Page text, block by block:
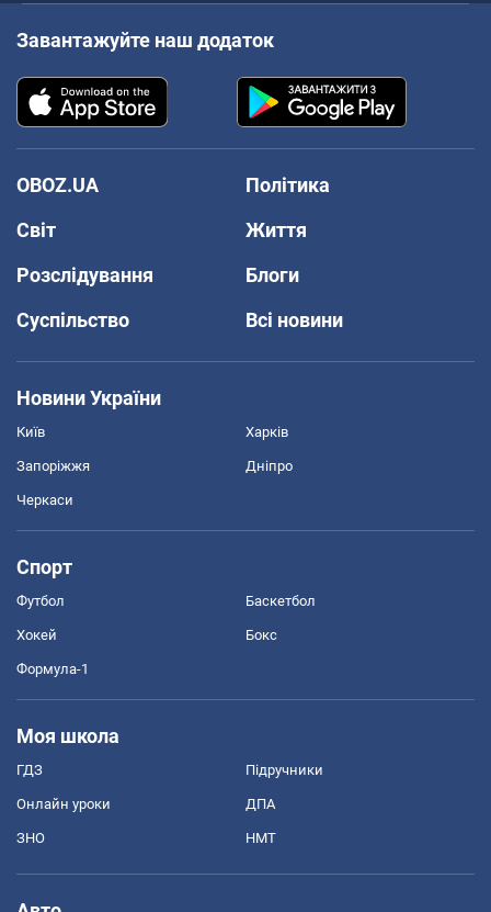
Завантажуйте наш додаток
OBOZ.UA
Політика
Світ
Життя
Розслідування
Блоги
Суспільство
Всі новини
Новини України
Київ Харків
Запоріжжя Дніпро
Черкаси
Спорт
Футбол Баскетбол
Хокей Бокс
Формула-1
Моя школа
ГДЗ Підручники
Онлайн уроки ДПА
ЗНО НМТ